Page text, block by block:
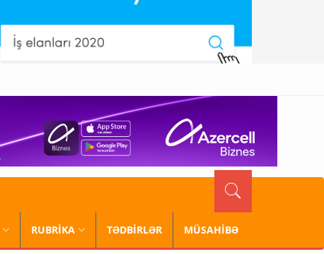
RUBRİKA TƏDBİRLƏR MÜSAHİBƏ